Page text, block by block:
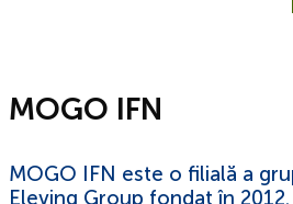
MOGO IFN
MOGO IFN este o filială a
Eleving Group fondat în